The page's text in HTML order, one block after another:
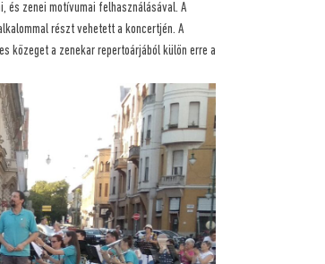
és zenei motívumai felhasználásával. A
részt vehetett a koncertjén. A
közeget a zenekar repertoárjából külön erre a